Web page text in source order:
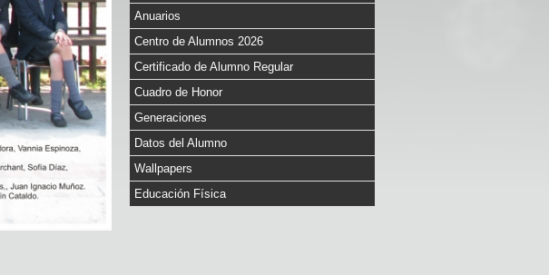
Anuarios
Centro de Alumnos 2026
Certificado de Alumno Regular
Cuadro de Honor
Generaciones
Datos del Alumno
Wallpapers
Educación Física